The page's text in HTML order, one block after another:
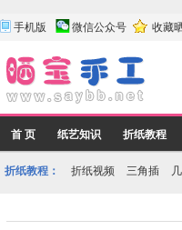
手机版 微信公众号 收藏
首 页 纸艺知识 折纸教程
折纸教程： 折纸视频 三角插